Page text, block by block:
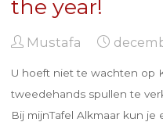
the year!
Mustafa
U hoeft niet te wachten op
tweedehands spullen te
Bij mijnTafel Alkmaar kun